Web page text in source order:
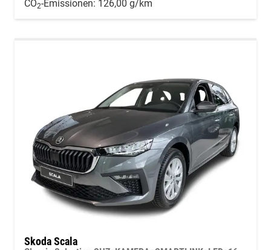
CO2-Emissionen: 126,00 g/km
Skoda Scala